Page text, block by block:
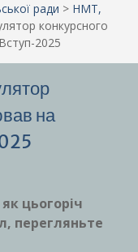
ради > НМТ,
конкурсного
2025
на
цьогоріч
перегляньте